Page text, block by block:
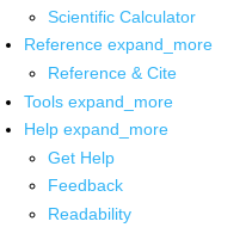
Scientific Calculator
Reference expand_more
Reference & Cite
Tools expand_more
Help expand_more
Get Help
Feedback
Readability